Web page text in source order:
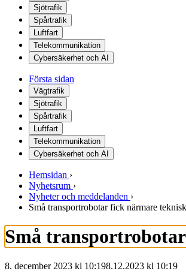
Sjötrafik
Spårtrafik
Luftfart
Telekommunikation
Cybersäkerhet och AI
Första sidan
Vägtrafik
Sjötrafik
Spårtrafik
Luftfart
Telekommunikation
Cybersäkerhet och AI
Hemsidan ›
Nyhetsrum ›
Nyheter och meddelanden ›
Små transportrobotar fick närmare
Små
8. december 2023 kl 10:198.12.2023 kl 10:19